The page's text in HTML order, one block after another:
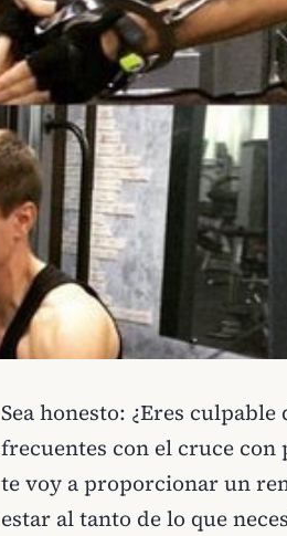
Sea honesto: ¿Eres
frecuentes con el cruce con
te voy a proporcionar un
estar al tanto de lo que